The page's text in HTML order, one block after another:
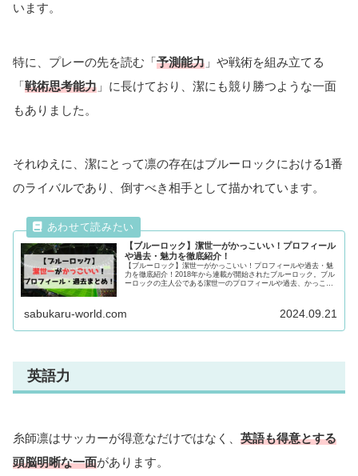
います。
特に、プレーの先を読む「予測能力 」や戦術を組み立てる
「戦術思考能力 」に長けており、潔にも競り勝つような一面
もありました。
それゆえに、潔にとって凛の存在はブルーロックにおける1番
のライバルであり、倒すべき相手として描かれています。
【ブルーロック】潔世一がかっこいい！プロフィール
や過去・魅力を徹底紹介！
【ブルーロック】潔世一がかっこいい！プロフィールや過去・魅
力を徹底紹介！2018年から連載が開始されたブルーロック。ブル
ーロックの主人公である潔世一のプロフィールや過去、かっこい
sabukaru-world.com 2024.09.21
英語力
糸師凛はサッカーが得意なだけではなく、 英語も得意とする
頭脳明晰な一面があります。